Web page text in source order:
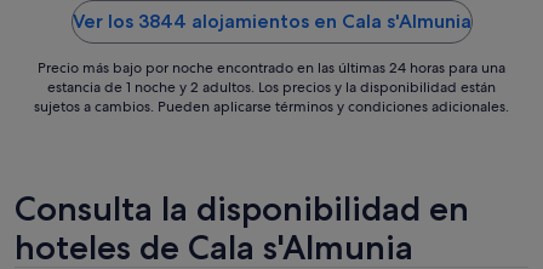
Ver los 3844 alojamientos en Cala s'Almunia
Precio más bajo por noche encontrado en las últimas 24 horas para una
estancia de 1 noche y 2 adultos. Los precios y la disponibilidad están
sujetos a cambios. Pueden aplicarse términos y condiciones adicionales.
Consulta la disponibilidad en
hoteles de Cala s'Almunia